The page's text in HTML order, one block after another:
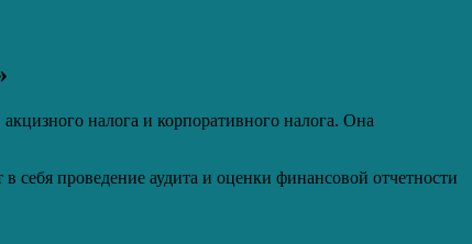
налога и корпоративного налога. Она
себя проведение аудита и оценки финансовой отчетности